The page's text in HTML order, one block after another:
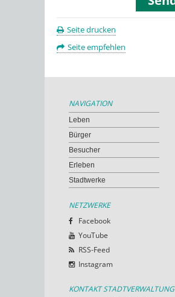
Seite drucken
Seite empfehlen
NAVIGATION
Leben
Bürger
Besucher
Erleben
Stadtwerke
NETZWERKE
Facebook
YouTube
RSS-Feed
Instagram
KONTAKT STADTVERWALTUNG